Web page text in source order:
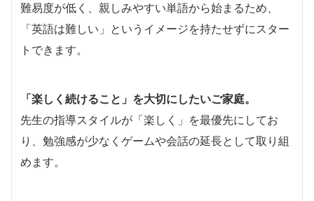
難易度が低く、親しみやすい単語から始まるため、
「英語は難しい」というイメージを持たせずにスター
トできます。
「楽しく続けること」を大切にしたいご家庭。
先生の指導スタイルが「楽しく」を最優先にしてお
り、勉強感が少なくゲームや会話の延長として取り組
めます。